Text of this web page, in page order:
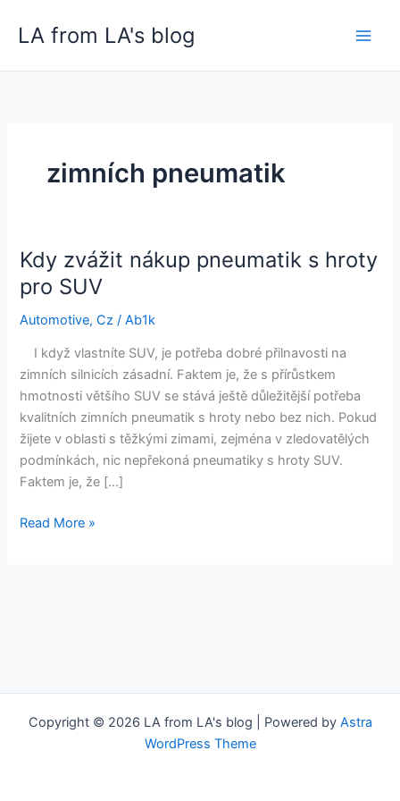
LA from LA's blog
zimních pneumatik
Kdy zvážit nákup pneumatik s hroty
pro SUV
Automotive,Cz /Ab1k
I když vlastníte SUV, je potřeba dobré přilnavosti na
zimních silnicích zásadní. Faktem je, že s přírůstkem
hmotnosti většího SUV se stává ještě důležitější potřeba
kvalitních zimních pneumatik s hroty nebo bez nich. Pokud
žijete v oblasti s těžkými zimami, zejména v zledovatělých
podmínkách, nic nepřekoná pneumatiky s hroty SUV.
Faktem je, že […]
Kdy
zvážit
nákup
pneumatik
Read More »
Copyright © 2026 LA from LA's blog | Powered by Astra
WordPress Theme